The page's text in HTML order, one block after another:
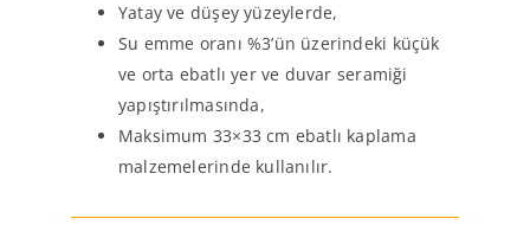
Yatay ve düşey yüzeylerde,
Su emme oranı %3’ün üzerindeki küçük
ve orta ebatlı yer ve duvar seramiği
yapıştırılmasında,
Maksimum 33×33 cm ebatlı kaplama
malzemelerinde kullanılır.